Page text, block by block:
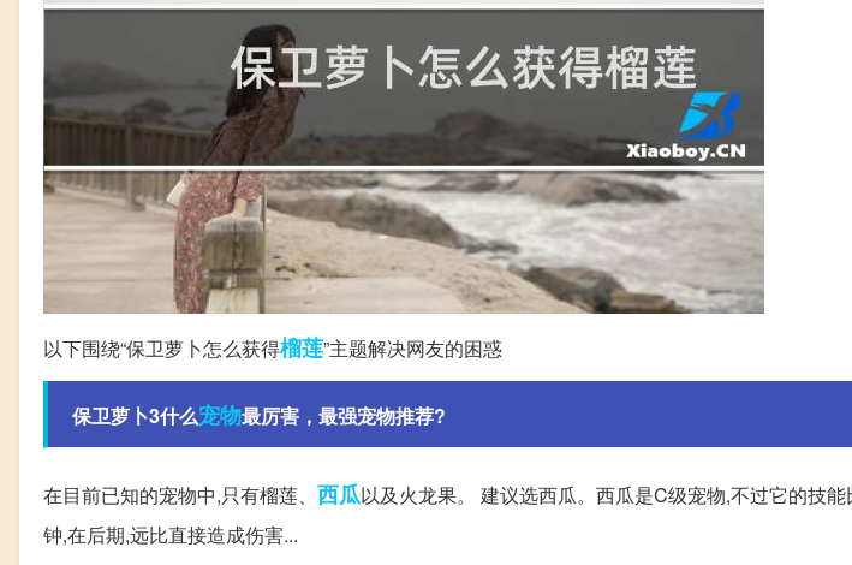
以下围绕“保卫萝卜怎么获得榴莲”主题解决网友的困惑
保卫萝卜3什么宠物最厉害，最强宠物推荐?
在目前已知的宠物中,只有榴莲、 西瓜以及火龙果。 建议选西瓜。西瓜是C级宠物,不过它的技
钟,在后期,远比直接造成伤害...